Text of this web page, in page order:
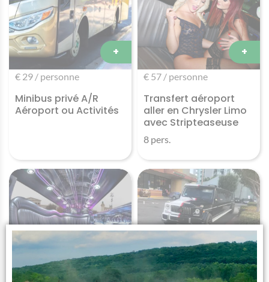
+
€ 29 / personne
Minibus privé A/R
Aéroport ou Activités
+
€ 57 / personne
Transfert aéroport
aller en Chrysler Limo
avec Stripteaseuse
8 pers.
+
€ 36 / personne
+
€ 46 / personne